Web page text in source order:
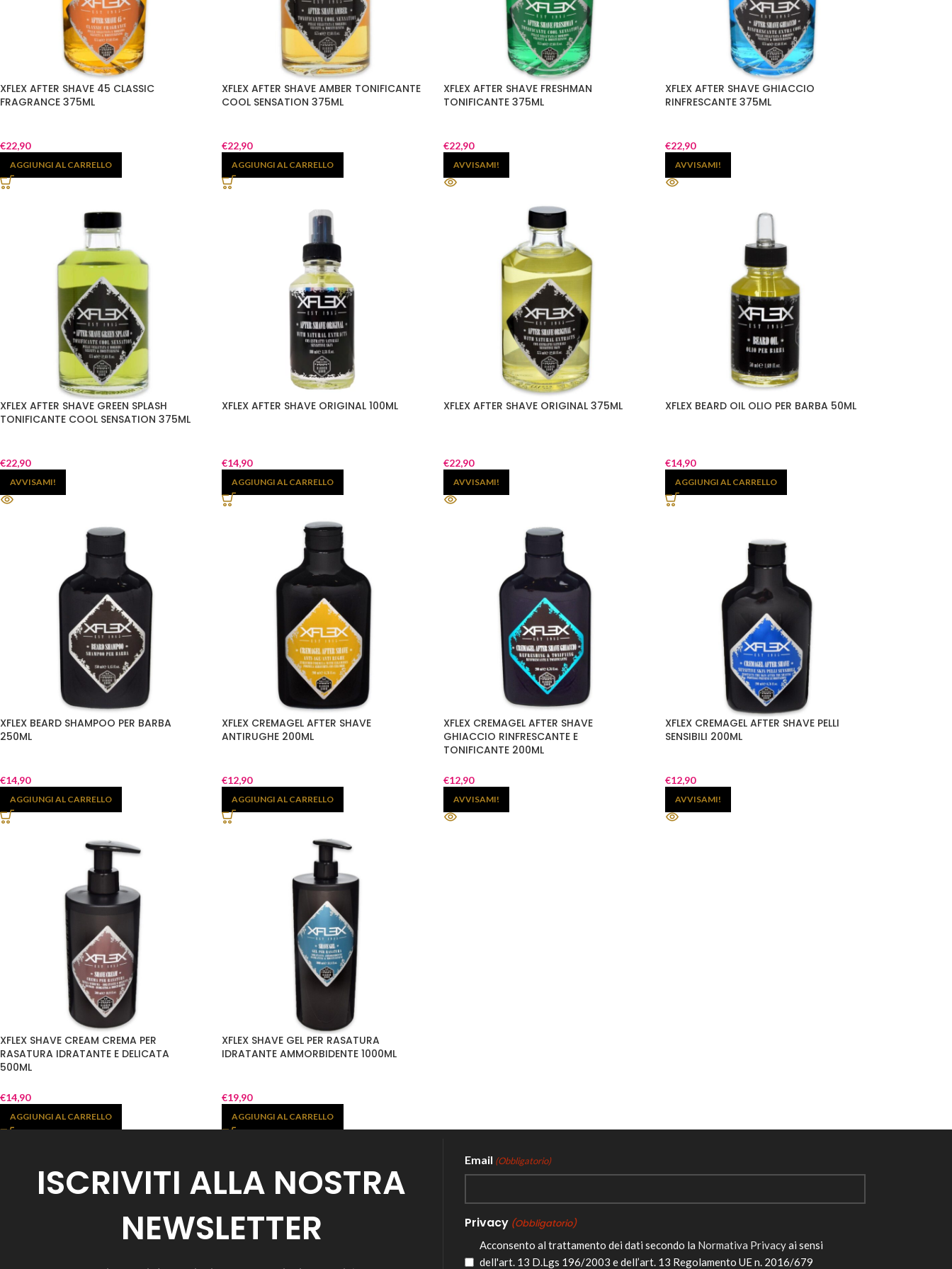
XFLEX AFTER SHAVE 45 CLASSIC
FRAGRANCE 375ML
€22,90
AGGIUNGI AL CARRELLO
XFLEX AFTER SHAVE AMBER TONIFICANTE
COOL SENSATION 375ML
€22,90
AGGIUNGI AL CARRELLO
XFLEX AFTER SHAVE FRESHMAN
TONIFICANTE 375ML
€22,90
AVVISAMI!
XFLEX AFTER SHAVE GHIACCIO
RINFRESCANTE 375ML
€22,90
AVVISAMI!
XFLEX AFTER SHAVE GREEN SPLASH
TONIFICANTE COOL SENSATION 375ML
€22,90
AVVISAMI!
XFLEX AFTER SHAVE ORIGINAL 100ML
€14,90
AGGIUNGI AL CARRELLO
XFLEX AFTER SHAVE ORIGINAL 375ML
€22,90
AVVISAMI!
XFLEX BEARD OIL OLIO PER BARBA 50ML
€14,90
AGGIUNGI AL CARRELLO
XFLEX BEARD SHAMPOO PER BARBA
250ML
€14,90
AGGIUNGI AL CARRELLO
XFLEX CREMAGEL AFTER SHAVE
ANTIRUGHE 200ML
€12,90
AGGIUNGI AL CARRELLO
XFLEX CREMAGEL AFTER SHAVE
GHIACCIO RINFRESCANTE E
TONIFICANTE 200ML
€12,90
AVVISAMI!
XFLEX CREMAGEL AFTER SHAVE PELLI
SENSIBILI 200ML
€12,90
AVVISAMI!
XFLEX SHAVE CREAM CREMA PER
RASATURA IDRATANTE E DELICATA
500ML
€14,90
AGGIUNGI AL CARRELLO
XFLEX SHAVE GEL PER RASATURA
IDRATANTE AMMORBIDENTE 1000ML
€19,90
AGGIUNGI AL CARRELLO
ISCRIVITI ALLA NOSTRA
NEWSLETTER
Email (Obbligatorio)
Privacy (Obbligatorio)
Acconsento al trattamento dei dati secondo la Normativa Privacyai sensi
dell'art. 13 D.Lgs 196/2003 e dell’art. 13 Regolamento UE n. 2016/679